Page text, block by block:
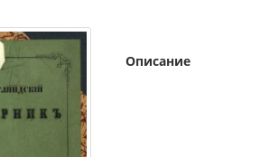
Описание